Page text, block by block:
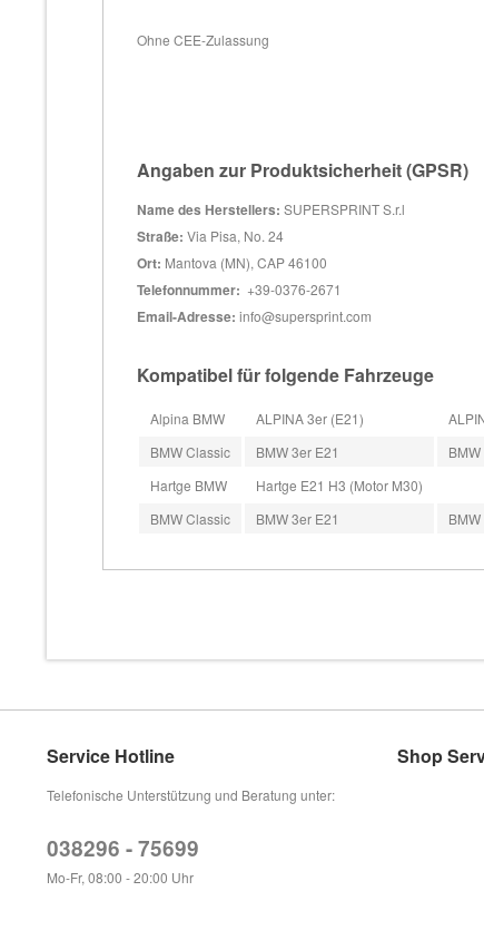
Ohne CEE-Zulassung
Angaben zur Produktsicherheit (GPSR)
Name des Herstellers: SUPERSPRINT S.r.l
Straße: Via Pisa, No. 24
Ort: Mantova (MN), CAP 46100
Telefonnummer: +39-0376-2671
Email-Adresse: info@supersprint.com
Kompatibel für folgende Fahrzeuge
Alpina BMW ALPINA 3er (E21)
BMW Classic
BMW 3er E21
Hartge BMW
Hartge E21 H3 (Motor M30)
BMW Classic
BMW 3er E21
Service Hotline
Telefonische Unterstützung und Beratung unter:
038296 - 75699
Mo-Fr, 08:00 - 20:00 Uhr
Shop